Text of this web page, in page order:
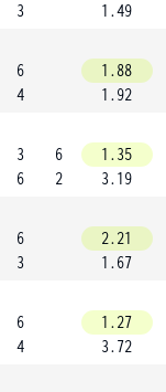
3
1.49
6
4
1.88
1.92
3
6
6
2
1.35
3.19
6
3
2.21
1.67
6
4
1.27
3.72